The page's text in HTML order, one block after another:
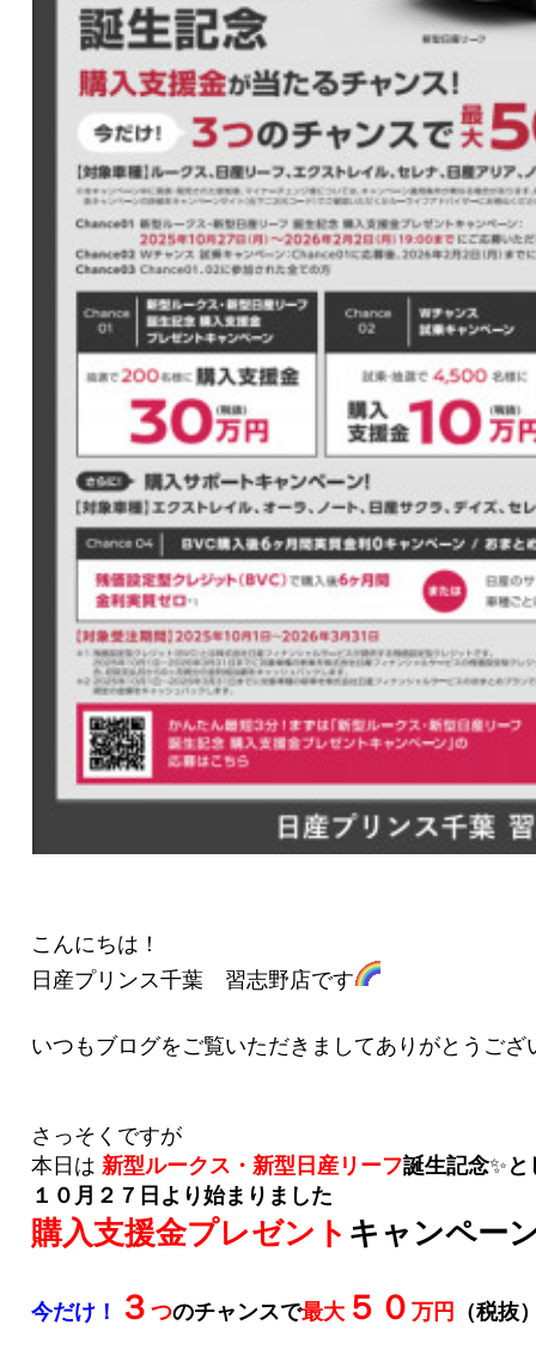
こんにちは！
日産プリンス千葉 習志野店です
いつもブログをご覧いただきましてありがとうござ
さっそくですが
本日は 新型ルークス・新型日産リーフ誕生記念✨ と
１０月２７日より始まりました
購入支援金プレゼント キャンペー
今だけ！ ３つのチャンスで最大 ５０万円 （税抜